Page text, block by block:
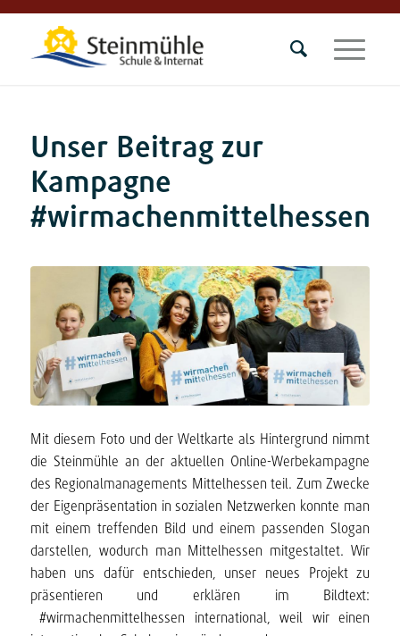
Unser Beitrag zur
Kampagne
#wirmachenmittelhessen
Mit diesem Foto und der Weltkarte als Hintergrund nimmt
die Steinmühle an der aktuellen Online-Werbekampagne
des Regionalmanagements Mittelhessen teil. Zum Zwecke
der Eigenpräsentation in sozialen Netzwerken konnte man
mit einem treffenden Bild und einem passenden Slogan
darstellen, wodurch man Mittelhessen mitgestaltet. Wir
haben uns dafür entschieden, unser neues Projekt zu
präsentieren und erklären im Bildtext:
#wirmachenmittelhessen international, weil wir einen